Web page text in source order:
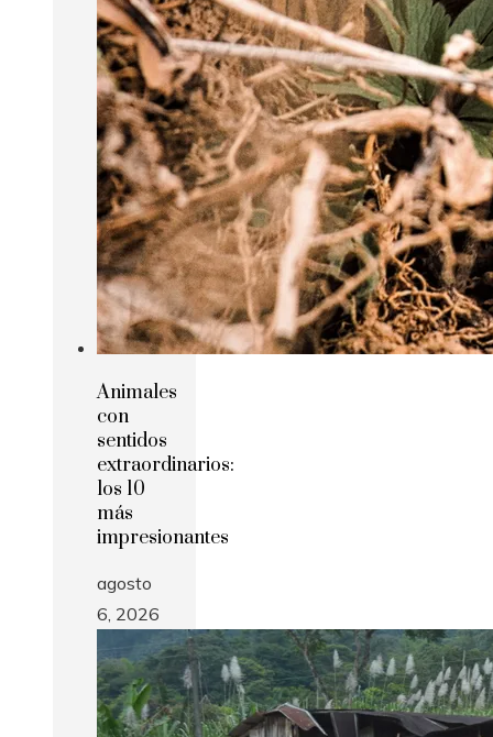
Animales
con
sentidos
extraordinarios:
los 10
más
impresionantes
agosto
6, 2026